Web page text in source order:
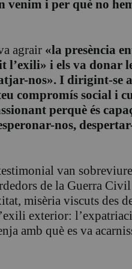
venim i per què no
agrair «la presència
l’exili» i els va donar
nos». I dirigint-se
compromís social i
perquè és
nos,
van
de la Guerra
misèria viscuts des
exterior:
amb què es va